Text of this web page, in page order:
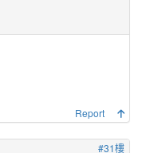
Report
#31樓